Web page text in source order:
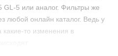
5 или аналог. Фильтры же
любой онлайн каталог. Ведь у
какие-то изменения в